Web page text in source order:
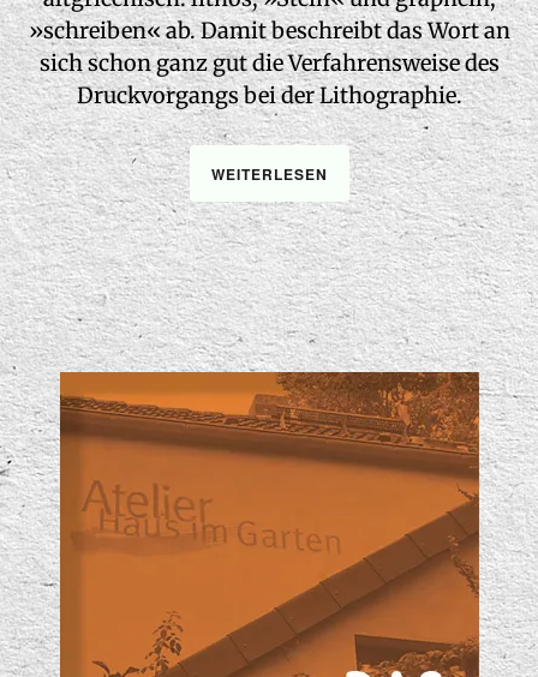
»schreiben« ab. Damit beschreibt das Wort an
sich schon ganz gut die Verfahrensweise des
Druckvorgangs bei der Lithographie.
WEITERLESEN